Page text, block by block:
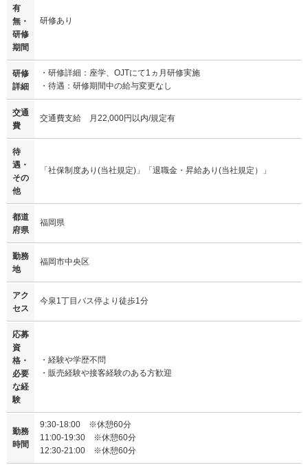
有
無・
研修
期間
研修あり
研修
詳細
・研修詳細：座学、OJTにて1ヵ月研修実施
・待遇：研修期間中の給与変更なし
交通
費
交通費支給 月22,000円以内/規定有
待
遇・
その
他
「社保制度あり(当社規定)」「退職金・昇給あり(当社規定）」
都道
府県
福岡県
勤務
地
福岡市中央区
アク
セス
今泉1丁目バス停より徒歩1分
応募
資
格・
必要
な経
験
・経験や学歴不問
・販売経験や接客経験のある方歓迎
勤務
時間
9:30-18:00 ※休憩60分
11:00-19:30 ※休憩60分
12:30-21:00 ※休憩60分